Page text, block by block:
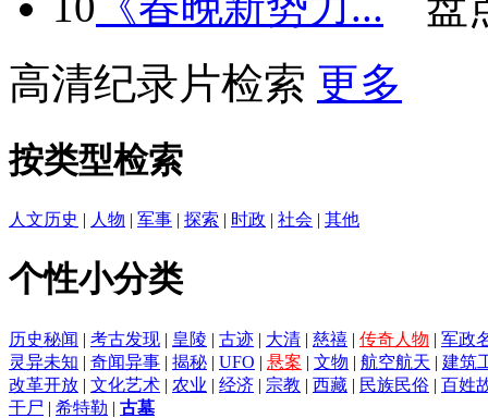
高清纪录片检索 更多
按类型检索
人文历史 | 人物 | 军事 | 探索 | 时政 | 社会 | 其他
个性小分类
历史秘闻 | 考古发现 | 皇陵 | 古迹 | 大清 | 慈禧 | 传奇人物 | 军政
灵异未知 | 奇闻异事 | 揭秘 | UFO | 悬案 | 文物 | 航空航天 | 建筑
改革开放 | 文化艺术 | 农业 | 经济 | 宗教 | 西藏 | 民族民俗 | 百姓
干尸 | 希特勒 | 古墓